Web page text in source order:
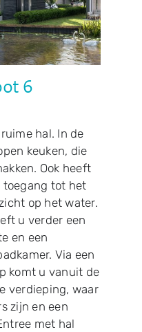
6
hal. In de
keuken, die
Ook heeft
toegang tot het
op het water.
u verder een
en een
Via een
komt u vanuit de
verdieping, waar
zijn en een
met hal